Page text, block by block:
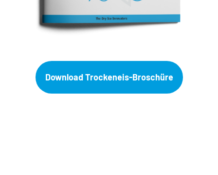
Download Trockeneis-Broschüre